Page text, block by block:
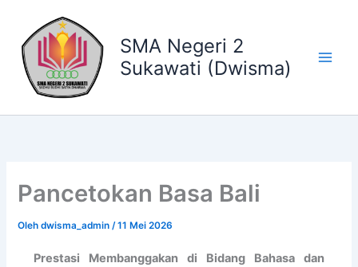
konten
SMA Negeri 2
Sukawati (Dwisma)
Pancetokan Basa Bali
Olehdwisma_admin/11 Mei 2026
Prestasi Membanggakan di Bidang Bahasa dan